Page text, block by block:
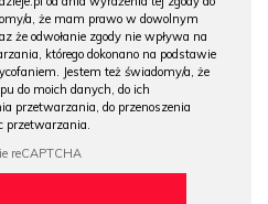
a, że mam prawo w dowolnym
że odwołanie zgody nie wpływa na
którego dokonano na podstawie
Jestem też świadomy/a, że
do moich danych, do ich
przetwarzania, do przenoszenia
przetwarzania.